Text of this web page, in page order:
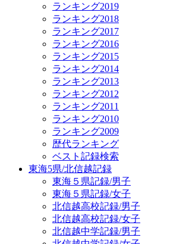
ランキング2019
ランキング2018
ランキング2017
ランキング2016
ランキング2015
ランキング2014
ランキング2013
ランキング2012
ランキング2011
ランキング2010
ランキング2009
歴代ランキング
ベスト記録検索
東海5県/北信越記録
東海５県記録/男子
東海５県記録/女子
北信越高校記録/男子
北信越高校記録/女子
北信越中学記録/男子